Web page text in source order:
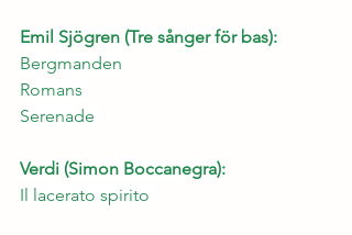
Emil Sjögren (Tre sånger för bas):
Bergmanden
Romans
Serenade
Verdi (Simon Boccanegra):
Il lacerato spirito